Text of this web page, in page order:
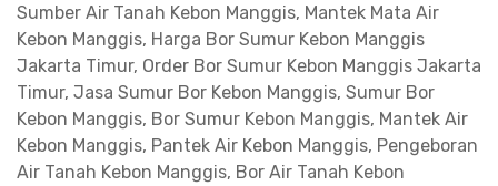
Sumber Air Tanah Kebon Manggis, Mantek Mata Air
Kebon Manggis, Harga Bor Sumur Kebon Manggis
Jakarta Timur, Order Bor Sumur Kebon Manggis Jakarta
Timur, Jasa Sumur Bor Kebon Manggis, Sumur Bor
Kebon Manggis, Bor Sumur Kebon Manggis, Mantek Air
Kebon Manggis, Pantek Air Kebon Manggis, Pengeboran
Air Tanah Kebon Manggis, Bor Air Tanah Kebon